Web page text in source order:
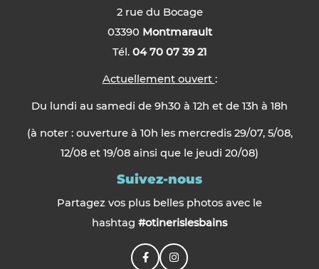
2 rue du Bocage
03390 Montmarault
Tél. 04 70 07 39 21
Actuellement ouvert :
Du lundi au samedi de 9h30 à 12h et de 13h à 18h
(à noter : ouverture à 10h les mercredis 29/07, 5/08,
12/08 et 19/08 ainsi que le jeudi 20/08)
Suivez-nous
Partagez vos plus belles photos avec le
hashtag #otinerislesbains